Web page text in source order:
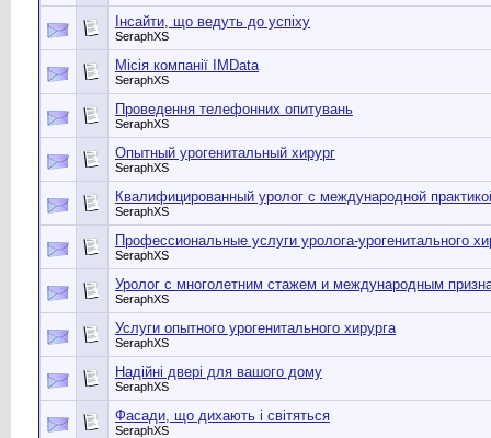
Інсайти, що ведуть до успіху
SeraphXS
Місія компанії IMData
SeraphXS
Проведення телефонних опитувань
SeraphXS
Опытный урогенитальный хирург
SeraphXS
Квалифицированный уролог с международной
SeraphXS
Профессиональные услуги уролога-урогенитального
SeraphXS
Уролог с многолетним стажем и международным
SeraphXS
Услуги опытного урогенитального хирурга
SeraphXS
Надійні двері для вашого дому
SeraphXS
Фасади, що дихають і світяться
SeraphXS